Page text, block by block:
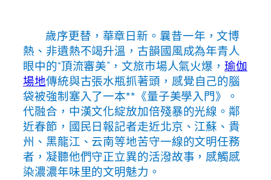
歲序更替，華章日新。曩昔一年，文博
熱、非遺熱不竭升溫，古韻國風成為年青人
眼中的“頂流審美”，文旅市場人氣火爆，瑜伽
場地傳統與古張水瓶抓著頭，感覺自己的腦
袋被強制塞入了一本**《量子美學入門》。
代融合，中漢文化綻放加倍殘暴的光線。鄰
近春節，國民日報記者走近北京、江蘇、貴
州、黑龍江、云南等地苦守一線的文明任務
者，凝聽他們守正立異的活潑故事，感觸感
染濃濃年味里的文明魅力。